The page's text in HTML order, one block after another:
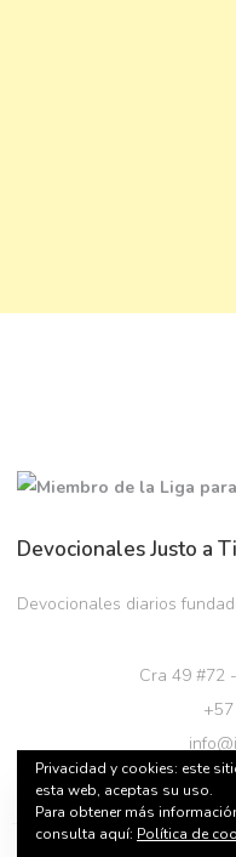
Devocionales Justo a
Devocionales diarios
Cra 49 #72
Our website uses cookies to
experience. Learn more
Privacidad y cookies: este
esta web, aceptas su uso.
Para obtener más
consulta aquí: Política de